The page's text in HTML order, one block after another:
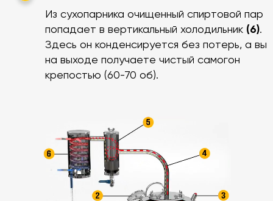
Из сухопарника очищенный спиртовой пар
попадает в вертикальный холодильник (6).
Здесь он конденсируется без потерь, а вы
на выходе получаете чистый самогон
крепостью (60-70 об).